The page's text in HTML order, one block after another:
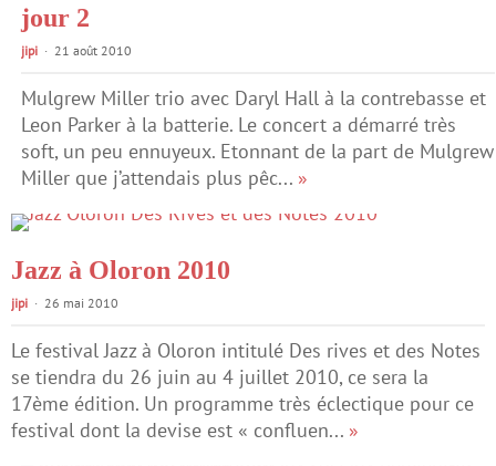
jour 2
jipi 21 août 2010
Mulgrew Miller trio avec Daryl Hall à la contrebasse et
Leon Parker à la batterie. Le concert a démarré très
soft, un peu ennuyeux. Etonnant de la part de Mulgrew
Miller que j’attendais plus pêc... »
Jazz à Oloron 2010
jipi 26 mai 2010
Le festival Jazz à Oloron intitulé Des rives et des Notes
se tiendra du 26 juin au 4 juillet 2010, ce sera la
17ème édition. Un programme très éclectique pour ce
festival dont la devise est « confluen... »